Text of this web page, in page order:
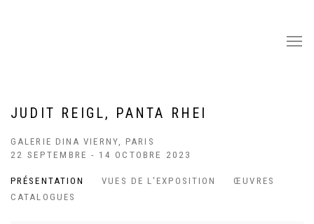
JUDIT REIGL, PANTA RHEI
GALERIE DINA VIERNY, PARIS
22 SEPTEMBRE - 14 OCTOBRE 2023
PRÉSENTATION VUES DE L'EXPOSITION
ŒUVRES
CATALOGUES